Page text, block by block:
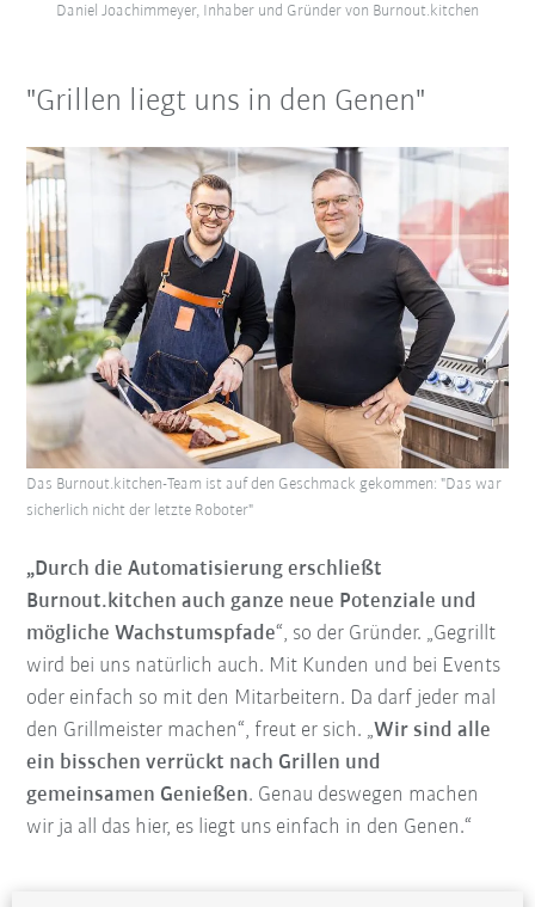
Daniel Joachimmeyer, Inhaber und Gründer von Burnout.kitchen
"Grillen liegt uns in den Genen"
„Durch die Automatisierung erschließt
Burnout.kitchen auch ganze neue Potenziale und
mögliche Wachstumspfade“, so der Gründer. „Gegrillt
wird bei uns natürlich auch. Mit Kunden und bei Events
oder einfach so mit den Mitarbeitern. Da darf jeder mal
den Grillmeister machen“, freut er sich. „Wir sind alle
ein bisschen verrückt nach Grillen und
gemeinsamen Genießen. Genau deswegen machen
wir ja all das hier, es liegt uns einfach in den Genen.“
Das Burnout.kitchen-Team ist auf den Geschmack gekommen: "Das war
sicherlich nicht der letzte Roboter"